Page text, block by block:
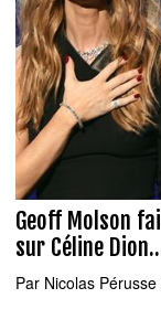
Geoff Molson
sur Céline
Par Nicolas Pérusse